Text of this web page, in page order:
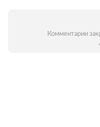
Комментарии